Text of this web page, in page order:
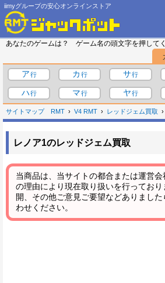
iimyグループの安心オンラインストア
あなたのゲームは？ ゲーム名の頭文字を押して
ア
カ サ
ハ
マ ヤ
サイトマップ RMT V4 RMT レッドジェム買取
レノア1のレッドジェム買取
当商品は、当サイトの都合または運営
の理由により現在取り扱いを行ってお
開、その他ご意見ご要望などありまし
わせください。